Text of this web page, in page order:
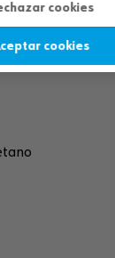
cookies
cookies